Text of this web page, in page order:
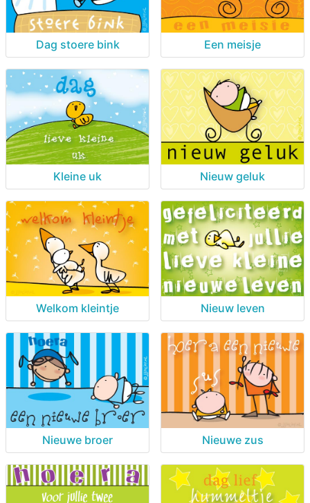
Dag stoere bink Een meisje
Kleine uk Nieuw geluk
Welkom kleintje Nieuw leven
Nieuwe broer Nieuwe zus